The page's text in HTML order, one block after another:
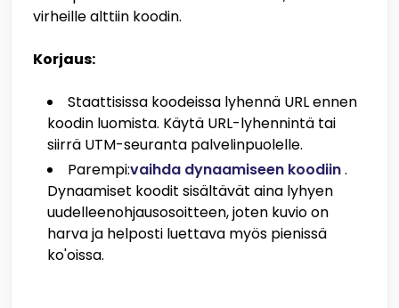
virheille alttiin koodin.
Korjaus:
Staattisissa koodeissa lyhennä URL ennen
koodin luomista. Käytä URL-lyhennintä tai
siirrä UTM-seuranta palvelinpuolelle.
Parempi:vaihda dynaamiseen koodiin.
Dynaamiset koodit sisältävät aina lyhyen
uudelleenohjausosoitteen, joten kuvio on
harva ja helposti luettava myös pienissä
ko'oissa.